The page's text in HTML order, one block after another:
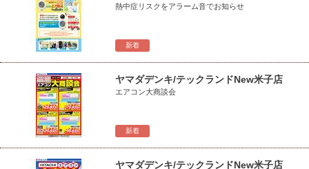
新着
熱中症リスクをアラーム音でお知らせ
新着
ヤマダデンキ/テックランドNew米子店
エアコン大商談会
ヤマダデンキ/テックランドNew米子店